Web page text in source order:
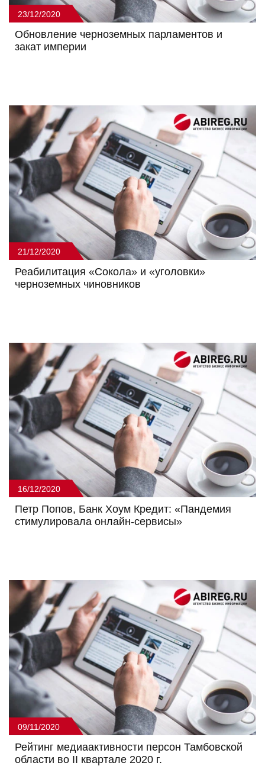
23/12/2020
Обновление черноземных парламентов и
закат империи
21/12/2020
Реабилитация «Сокола» и «уголовки»
черноземных чиновников
16/12/2020
Петр Попов, Банк Хоум Кредит: «Пандемия
стимулировала онлайн-сервисы»
09/11/2020
Рейтинг медиаактивности персон Тамбовской
области во II квартале 2020 г.